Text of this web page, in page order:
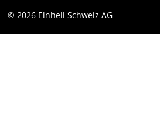
Testata
© 2026 Einhell Schweiz AG